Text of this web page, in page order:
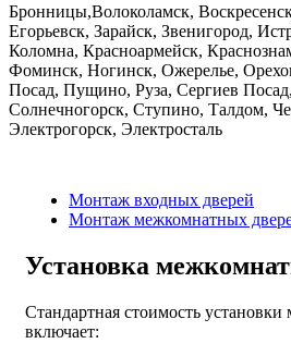
Бронницы,Волоколамск,
Егорьевск, Зарайск, Звенигород,
Коломна, Красноармейск,
Фоминск, Ногинск, Ожерелье,
Посад, Пущино, Руза, Сергиев
Солнечногорск, Ступино, Талдом,
Электрогорск, Электросталь
Монтаж входных дверей
Монтаж межкомнатных
Установка
Стандартная стоимость
включает: